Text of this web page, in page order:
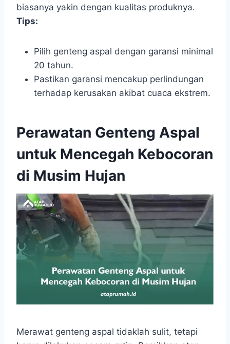
biasanya yakin dengan kualitas produknya.
Tips:
Pilih genteng aspal dengan garansi minimal
20 tahun.
Pastikan garansi mencakup perlindungan
terhadap kerusakan akibat cuaca ekstrem.
Perawatan Genteng Aspal
untuk Mencegah Kebocoran
di Musim Hujan
Merawat genteng aspal tidaklah sulit, tetapi